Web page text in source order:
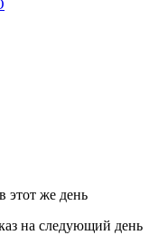
этот же день
на следующий день